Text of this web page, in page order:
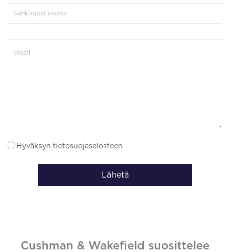
Hyväksyn tietosuojaselosteen
Lähetä
Cushman & Wakefield suosittelee